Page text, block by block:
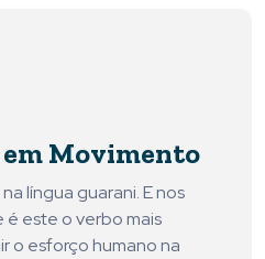
Movimento
língua guarani. E nos
é este o verbo mais
o esforço humano na